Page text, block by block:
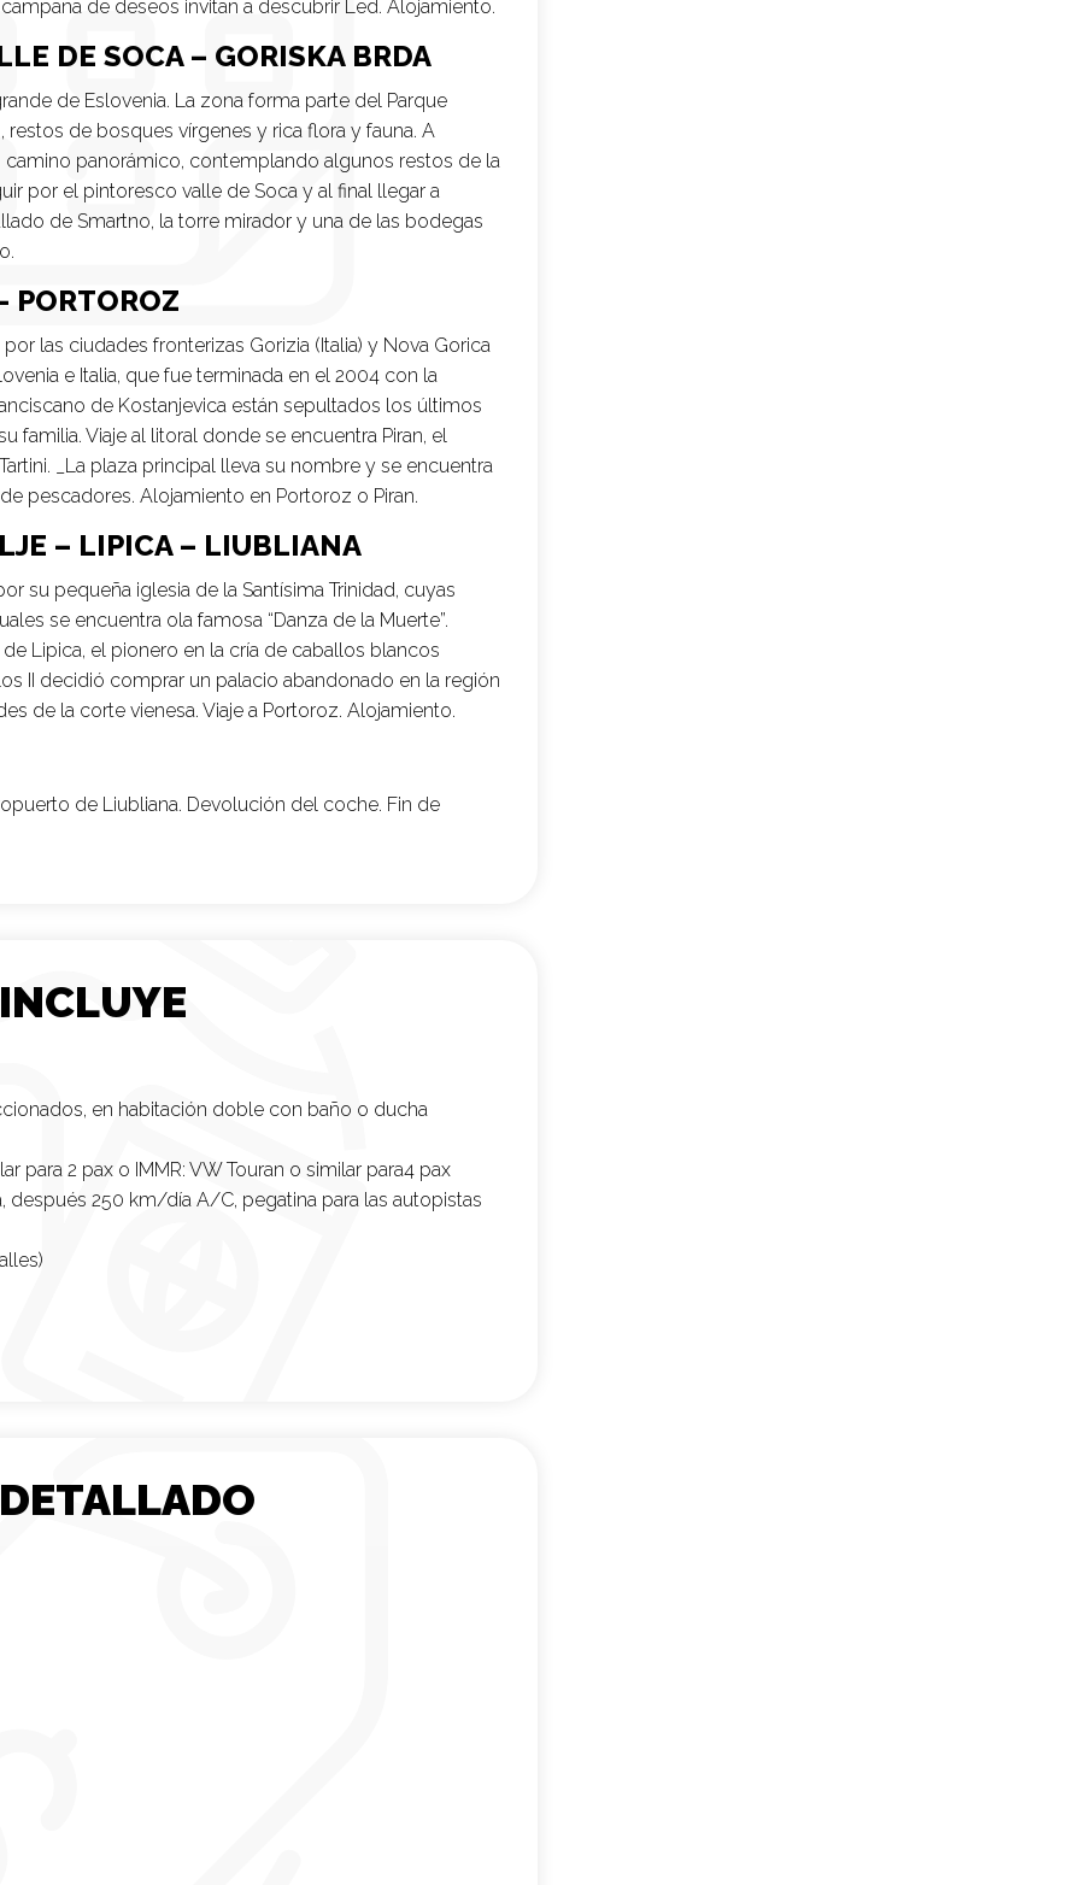
de deseos invitan a descubrir Led. Alojamiento.
DE SOCA – GORISKA BRDA
de Eslovenia. La zona forma parte del Parque
de bosques vírgenes y rica flora y fauna. A
panorámico, contemplando algunos restos de la
por el pintoresco valle de Soca y al final llegar a
de Smartno, la torre mirador y una de las bodegas
PORTOROZ
las ciudades fronterizas Gorizia (Italia) y Nova Gorica
e Italia, que fue terminada en el 2004 con la
de Kostanjevica están sepultados los últimos
familia. Viaje al litoral donde se encuentra Piran, el
_La plaza principal lleva su nombre y se encuentra
pescadores. Alojamiento en Portoroz o Piran.
– LIPICA – LIUBLIANA
su pequeña iglesia de la Santísima Trinidad, cuyas
se encuentra ola famosa “Danza de la Muerte”.
Lipica, el pionero en la cría de caballos blancos
II decidió comprar un palacio abandonado en la región
de la corte vienesa. Viaje a Portoroz. Alojamiento.
de Liubliana. Devolución del coche. Fin de
en habitación doble con baño o ducha
para 2 pax o IMMR: VW Touran o similar para4 pax
250 km/día A/C, pegatina para las autopistas